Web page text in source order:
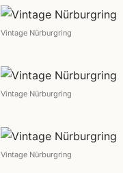
Vintage Nürburgring
Vintage Nürburgring
Vintage Nürburgring